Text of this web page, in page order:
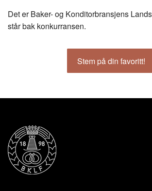
Det er Baker- og Konditorbransjens
står bak konkurransen.
Stem på din favoritt!